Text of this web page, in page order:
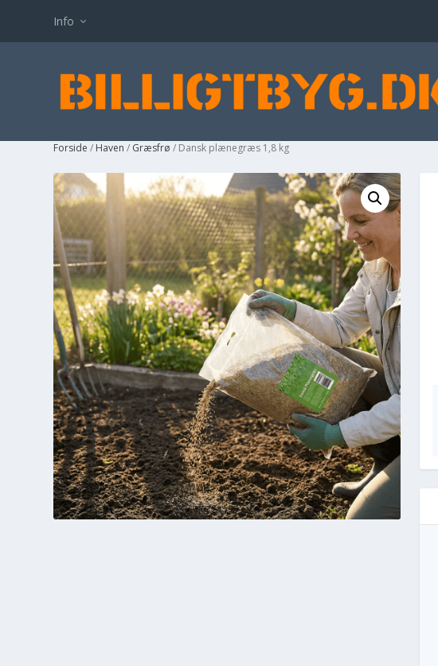
Info
Forside / Haven / Græsfrø / Dansk plænegræs 1,8 kg